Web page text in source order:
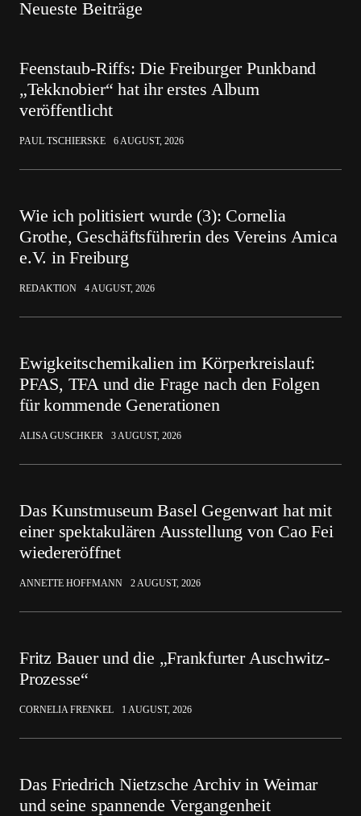
Neueste Beiträge
Feenstaub-Riffs: Die Freiburger Punkband
„Tekknobier“ hat ihr erstes Album
veröffentlicht
PAUL TSCHIERSKE 6 AUGUST, 2026
Wie ich politisiert wurde (3): Cornelia
Grothe, Geschäftsführerin des Vereins Amica
e.V. in Freiburg
REDAKTION 4 AUGUST, 2026
Ewigkeitschemikalien im Körperkreislauf:
PFAS, TFA und die Frage nach den Folgen
für kommende Generationen
ALISA GUSCHKER 3 AUGUST, 2026
Das Kunstmuseum Basel Gegenwart hat mit
einer spektakulären Ausstellung von Cao Fei
wiedereröffnet
ANNETTE HOFFMANN 2 AUGUST, 2026
Fritz Bauer und die „Frankfurter Auschwitz-
Prozesse“
CORNELIA FRENKEL 1 AUGUST, 2026
Das Friedrich Nietzsche Archiv in Weimar
und seine spannende Vergangenheit